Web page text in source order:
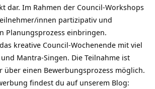
dar. Im Rahmen der Council-Workshops
innen partizipativ und
Planungsprozess einbringen.
kreative Council-Wochenende mit viel
und Mantra-Singen. Die Teilnahme ist
über einen Bewerbungsprozess möglich.
findest du auf unserem Blog: